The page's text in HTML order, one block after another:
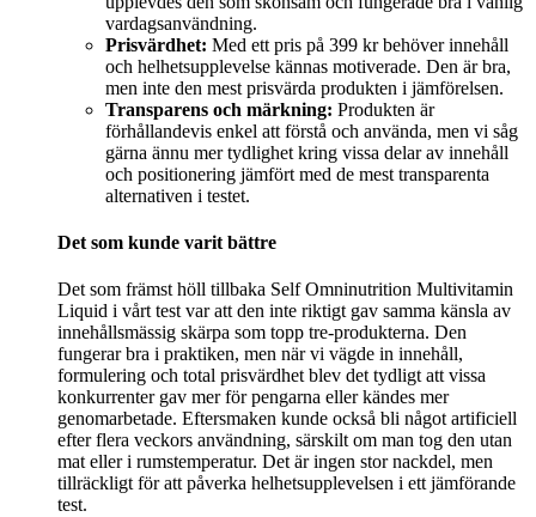
vardagsanvändning.
Prisvärdhet: Med ett pris på 399 kr behöver innehåll
och helhetsupplevelse kännas motiverade. Den är bra,
men inte den mest prisvärda produkten i jämförelsen.
Transparens och märkning: Produkten är
förhållandevis enkel att förstå och använda, men vi såg
gärna ännu mer tydlighet kring vissa delar av innehåll
och positionering jämfört med de mest transparenta
alternativen i testet.
Det som kunde varit bättre
Det som främst höll tillbaka Self Omninutrition Multivitamin
Liquid i vårt test var att den inte riktigt gav samma känsla av
innehållsmässig skärpa som topp tre-produkterna. Den
fungerar bra i praktiken, men när vi vägde in innehåll,
formulering och total prisvärdhet blev det tydligt att vissa
konkurrenter gav mer för pengarna eller kändes mer
genomarbetade. Eftersmaken kunde också bli något artificiell
efter flera veckors användning, särskilt om man tog den utan
mat eller i rumstemperatur. Det är ingen stor nackdel, men
tillräckligt för att påverka helhetsupplevelsen i ett jämförande
test.